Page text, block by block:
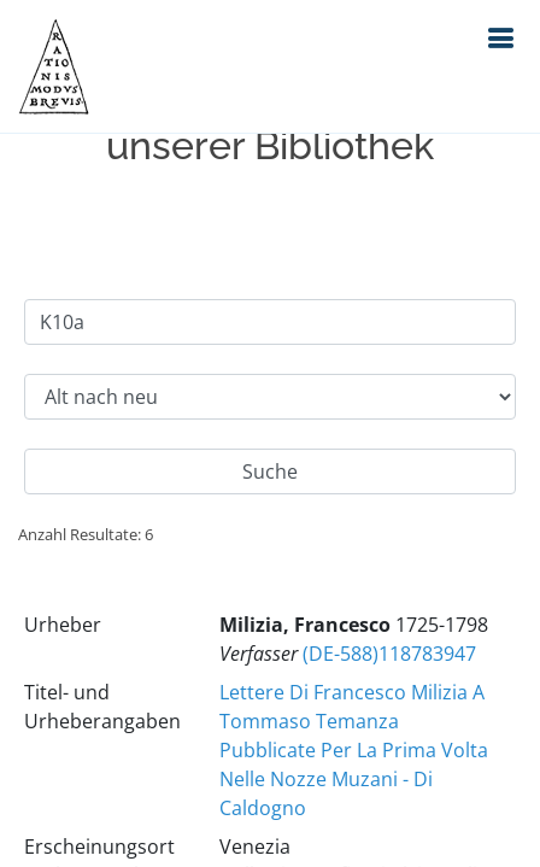
Einfache Suche im Bestand
unserer Bibliothek
Anzahl Resultate: 6
Urheber Milizia, Francesco 1725-1798
Verfasser(DE-588)118783947
Titel- und
Urheberangaben
Lettere Di Francesco Milizia A
Tommaso Temanza
Pubblicate Per La Prima Volta
Nelle Nozze Muzani - Di
Caldogno
Erscheinungsort
Venezia